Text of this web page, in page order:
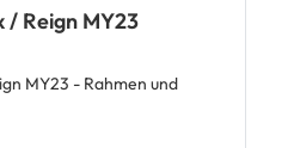
/ Reign MY23
MY23 - Rahmen und